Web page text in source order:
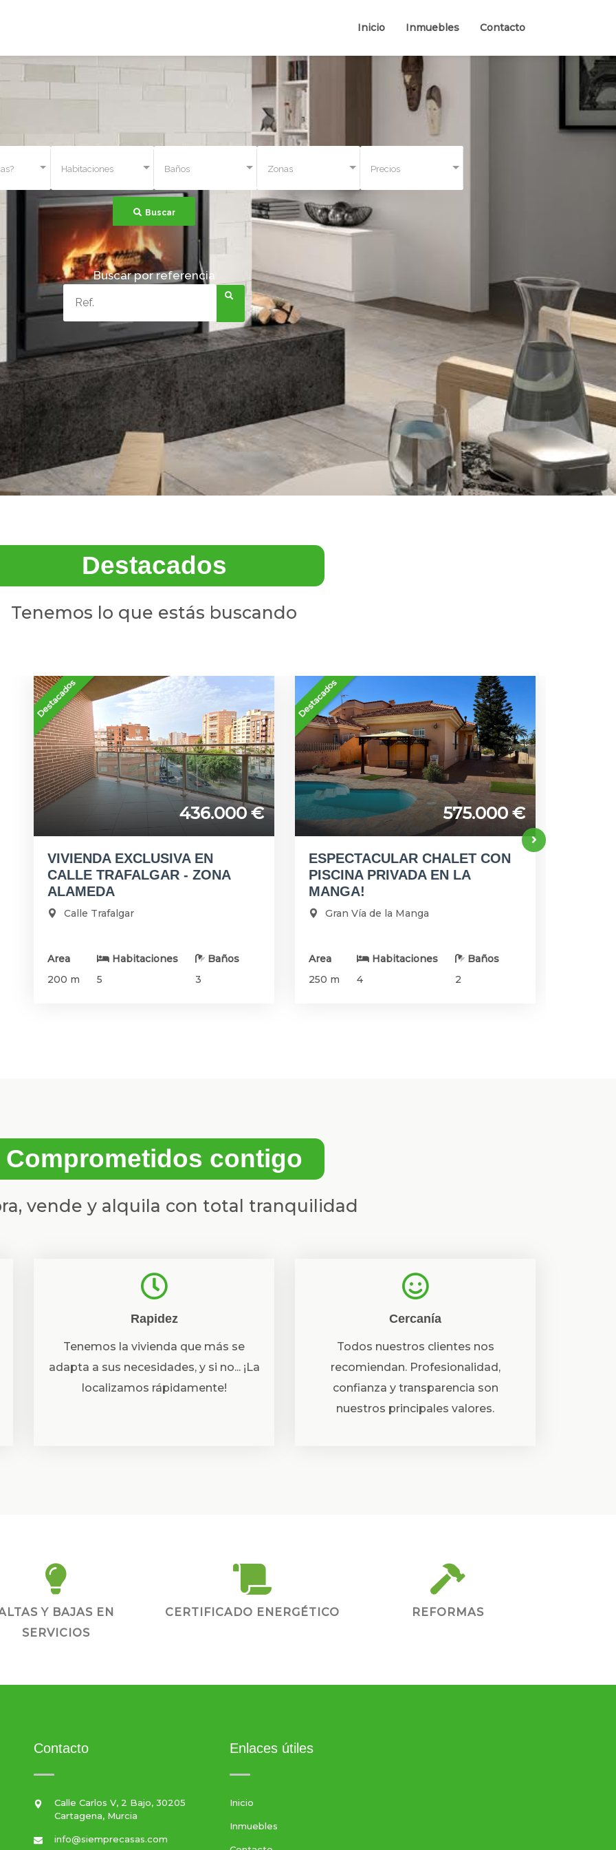
Inicio Inmuebles Contacto
Habitaciones Baños Zonas Precios
Buscar
Buscar por referencia
Destacados
Tenemos lo que estás buscando
Destacados
436.000 €
VIVIENDA EXCLUSIVA EN
CALLE TRAFALGAR - ZONA
ALAMEDA
Calle Trafalgar
Area
200 m
Habitaciones
5
Baños
3
Destacados
575.000 €
ESPECTACULAR CHALET CON
PISCINA PRIVADA EN LA
MANGA!
Gran Vía de la Manga
Area
250 m
Habitaciones
4
Baños
2
Comprometidos contigo
vende y alquila con total tranquilidad
Rapidez
Tenemos la vivienda que más se
adapta a sus necesidades, y si no... ¡La
localizamos rápidamente!
Cercanía
Todos nuestros clientes nos
recomiendan. Profesionalidad,
confianza y transparencia son
nuestros principales valores.
Y BAJAS EN
SERVICIOS
CERTIFICADO ENERGÉTICO REFORMAS
Contacto
Calle Carlos V, 2 Bajo, 30205
Cartagena, Murcia
info@siemprecasas.com
Enlaces útiles
Inicio
Inmuebles